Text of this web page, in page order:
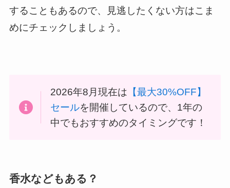
することもあるので、見逃したくない方はこま
めにチェックしましょう。
2026年8月現在は 【最大30%OFF】
セールを開催しているので、1年の
中でもおすすめのタイミングです！
香水などもある？